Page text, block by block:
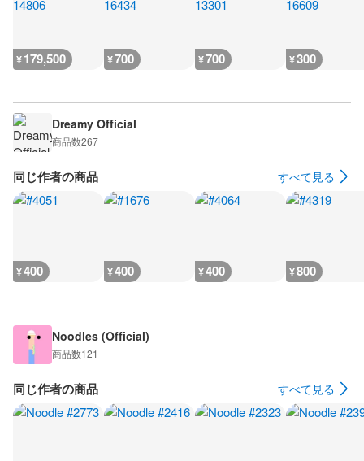
¥179,500 ¥700 ¥700 ¥300
Dreamy Official
商品数267
同じ作者の商品 すべて見る
¥400 ¥400 ¥400 ¥800
Noodles (Official)
商品数121
同じ作者の商品 すべて見る